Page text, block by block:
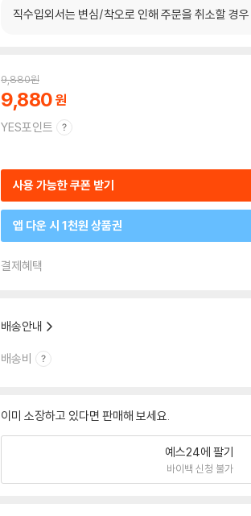
직수입외서는 변심/착오로 인해 주문을 취소할 경우
9,880원
9,880
YES포인트
사용 가능한 쿠폰 받기
앱 다운 시 1천원 상품권
결제혜택
배송안내
배송비
이미 소장하고 있다면 판매해 보세요.
예스24에 팔기
바이백 신청 불가